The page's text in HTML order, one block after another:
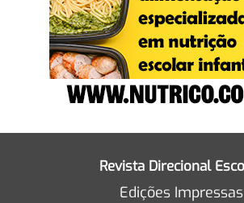
Revista Direcional
Edições Impressas